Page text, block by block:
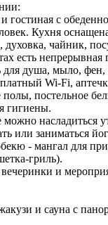
гостиная с
Кухня
чайник,
есть непрерывная
для душа, мыло, фен,
Wi-Fi,
постельное
гигиены.
насладиться
или заниматься
- мангал для
гриль).
и
и сауна с